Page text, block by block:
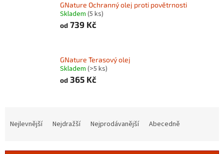
GNature Ochranný olej proti povětrnosti
Skladem (5 ks)
od 739 Kč
GNature Terasový olej
Skladem (>5 ks)
od 365 Kč
Nejlevnější Nejdražší Nejprodávanější Abecedně